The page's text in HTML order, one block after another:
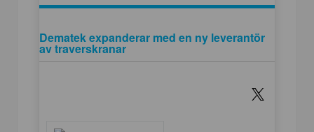
Dematek expanderar med en ny leverantör
av traverskranar